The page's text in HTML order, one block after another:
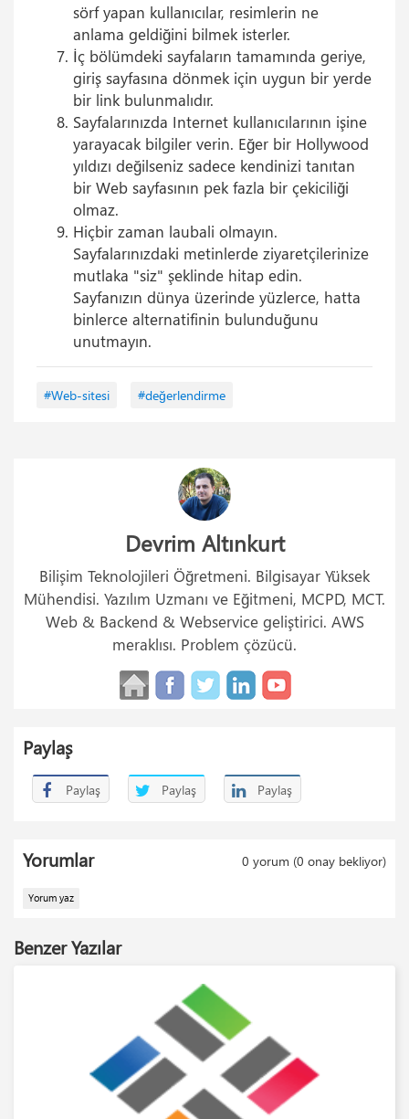
sörf yapan kullanıcılar, resimlerin ne
anlama geldiğini bilmek isterler.
İç bölümdeki sayfaların tamamında geriye,
giriş sayfasına dönmek için uygun bir yerde
bir link bulunmalıdır.
Sayfalarınızda Internet kullanıcılarının işine
yarayacak bilgiler verin. Eğer bir Hollywood
yıldızı değilseniz sadece kendinizi tanıtan
bir Web sayfasının pek fazla bir çekiciliği
olmaz.
Hiçbir zaman laubali olmayın.
Sayfalarınızdaki metinlerde ziyaretçilerinize
mutlaka "siz" şeklinde hitap edin.
Sayfanızın dünya üzerinde yüzlerce, hatta
binlerce alternatifinin bulunduğunu
unutmayın.
#Web-sitesi #değerlendirme
Devrim Altınkurt
Bilişim Teknolojileri Öğretmeni. Bilgisayar Yüksek
Mühendisi. Yazılım Uzmanı ve Eğitmeni, MCPD, MCT.
Web & Backend & Webservice geliştirici. AWS
meraklısı. Problem çözücü.
Paylaş
Paylaş Paylaş Paylaş
0 yorum (0 onay bekliyor)
Yorumlar
Yorum yaz
Benzer Yazılar